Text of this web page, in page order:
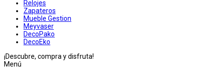
Relojes
Zapateros
Mueble Gestion
Meyvaser
DecoPako
DecoEko
¡Descubre, compra y disfruta!
Menú